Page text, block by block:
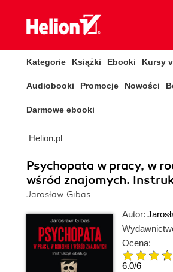
Kategorie Książki Ebooki Kursy
Audiobooki Promocje Nowości
Darmowe ebooki
Helion.pl
Psychopata w pracy, w
wśród znajomych.
Jarosław Gibas
Autor:
Ocena:
6.0/6